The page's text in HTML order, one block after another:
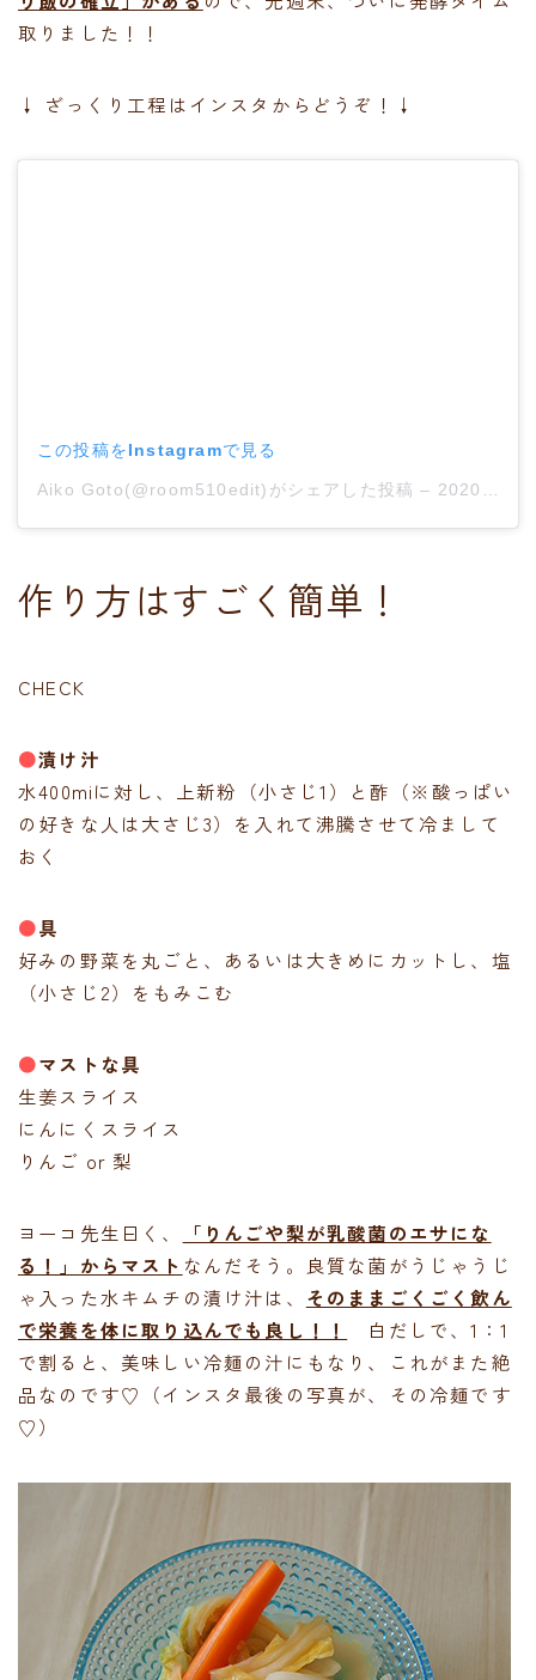
取りました！！
↓ ざっくり工程はインスタからどうぞ！↓
この投稿をInstagramで見る
Aiko Goto(@room510edit)がシェアした投稿 – 2020年 2月月19日午後6時35分PST
作り方はすごく簡単！
CHECK
●漬け汁
水400miに対し、上新粉（小さじ1）と酢（※酸っぱい
の好きな人は大さじ3）を入れて沸騰させて冷まして
おく
●具
好みの野菜を丸ごと、あるいは大きめにカットし、塩
（小さじ2）をもみこむ
●マストな具
生姜スライス
にんにくスライス
りんご or 梨
ヨーコ先生曰く、
「りんごや梨が乳酸菌のエサにな
る！」からマスト なんだそう。良質な菌がうじゃうじ
ゃ入った水キムチの漬け汁は、 そのままごくごく飲ん
で栄養を体に取り込んでも良し！！
白だしで、1：1
で割ると、美味しい冷麺の汁にもなり、これがまた絶
品なのです♡（インスタ最後の写真が、その冷麺です
♡）